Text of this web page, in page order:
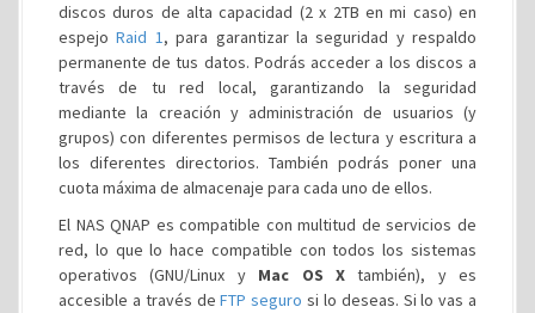
discos duros de alta capacidad (2 x 2TB en mi caso) en
espejoRaid 1, para garantizar la seguridad y respaldo
permanente de tus datos. Podrás acceder a los discos a
través de tu red local, garantizando la seguridad
mediante la creación y administración de usuarios (y
grupos) con diferentes permisos de lectura y escritura a
los diferentes directorios. También podrás poner una
cuota máxima de almacenaje para cada uno de ellos.
El NAS QNAP es compatible con multitud de servicios de
red, lo que lo hace compatible con todos los sistemas
operativos (GNU/Linux y Mac OS Xtambién), y es
accesible a través deFTP seguro si lo deseas. Si lo vas a